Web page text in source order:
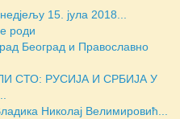
15. јула 2018...
роди
Београд и Православно
СТО: РУСИЈА И СРБИЈА У
Николај Велимировић...